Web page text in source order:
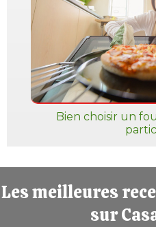
Bien choisir un
Les meilleures
sur